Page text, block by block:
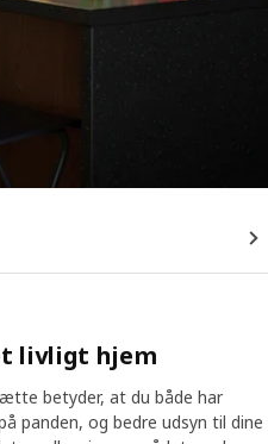
livligt hjem
betyder, at du både har
panden, og bedre udsyn til dine